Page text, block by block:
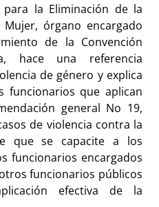
la Eliminación de la
órgano encargado
de la Convención
hace una referencia
de género y explica
funcionarios que aplican
general No 19,
de violencia contra la
que se capacite a los
funcionarios encargados
funcionarios públicos
efectiva de la